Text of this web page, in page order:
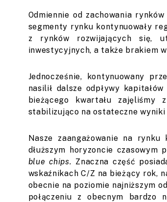
Odmiennie od zachowania
segmenty rynku kontynuowały
z rynków rozwijających się,
inwestycyjnych, a także brakiem
Jednocześnie, kontynuowany
nasilił dalsze odpływy
bieżącego kwartału zajęliśmy
stabilizująco na ostateczne wyniki
Nasze zaangażowanie na
dłuższym horyzoncie
blue chips. Znaczna część
wskaźnikach C/Z na bieżący rok,
obecnie na poziomie najniższym
połączeniu z obecnym bardzo